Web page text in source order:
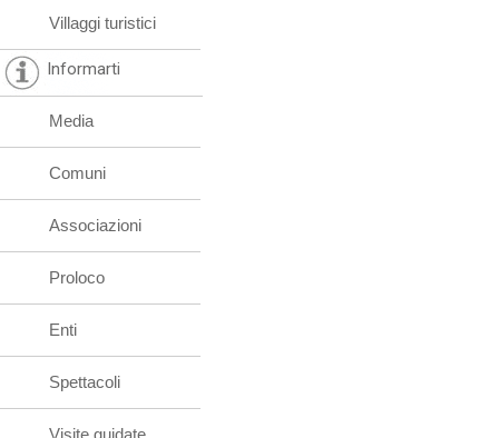
Villaggi turistici
Informarti
Media
Comuni
Associazioni
Proloco
Enti
Spettacoli
Visite guidate